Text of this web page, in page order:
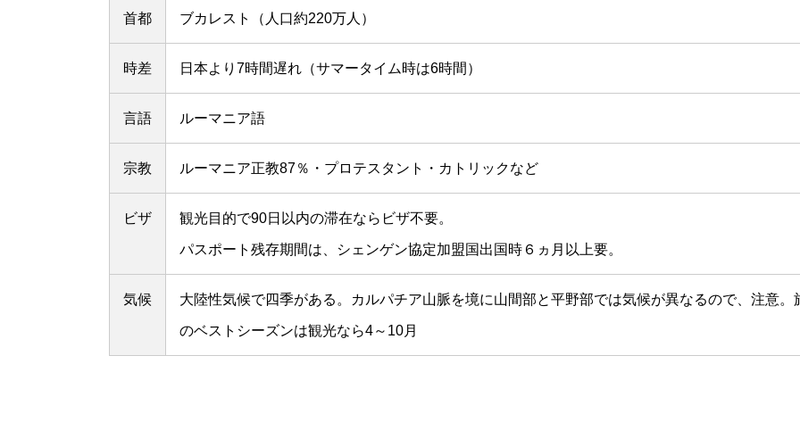
首都 ブカレスト（人口約220万人）
時差 日本より7時間遅れ（サマータイム時は6時間）
言語 ルーマニア語
宗教 ルーマニア正教87％・プロテスタント・カトリックなど
ビザ 観光目的で90日以内の滞在ならビザ不要。
パスポート残存期間は、シェンゲン協定加盟国出国時６ヵ月以上要。
気候 大陸性気候で四季がある。カルパチア山脈を境に山間部と平野部では気候が異なるので、注意。
のベストシーズンは観光なら4～10月